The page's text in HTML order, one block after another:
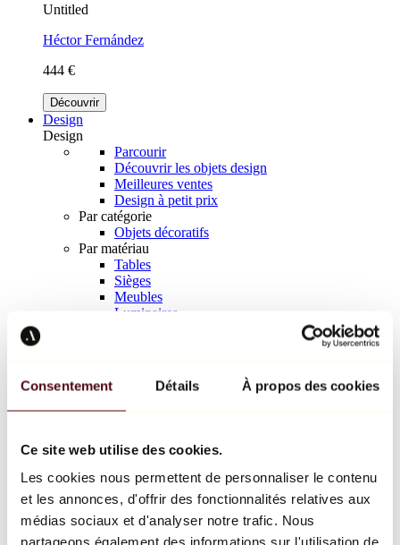
Consentement Détails À propos des cookies
Ce site web utilise des cookies.
Les cookies nous permettent de personnaliser le contenu
et les annonces, d'offrir des fonctionnalités relatives aux
médias sociaux et d'analyser notre trafic. Nous
partageons également des informations sur l'utilisation de
Untitled
Héctor Fernández
444 €
Découvrir
Design
Design
Parcourir
Découvrir les objets design
Meilleures ventes
Design à petit prix
Par catégorie
Objets décoratifs
Par matériau
Tables
Sièges
Meubles
Luminaires
Richard Orlinski
Keith Haring
Jeff Koons
Jean-Michel Basquiat
Tous les designers
Œuvre de la semaine